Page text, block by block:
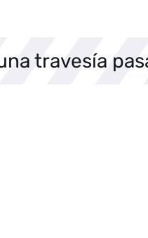
travesía